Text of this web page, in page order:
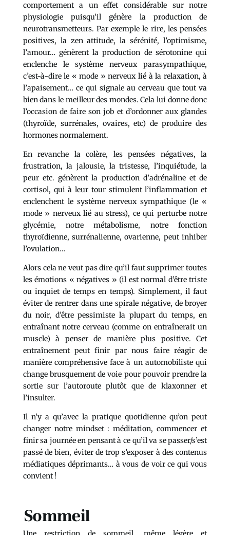
comportement a un effet considérable sur notre
physiologie puisqu’il génère la production de
neurotransmetteurs. Par exemple le rire, les pensées
positives, la zen attitude, la sérénité, l’optimisme,
l’amour… génèrent la production de sérotonine qui
enclenche le système nerveux parasympathique,
c’est-à-dire le « mode » nerveux lié à la relaxation, à
l’apaisement… ce qui signale au cerveau que tout va
bien dans le meilleur des mondes. Cela lui donne donc
l’occasion de faire son job et d’ordonner aux glandes
(thyroïde, surrénales, ovaires, etc) de produire des
hormones normalement.
En revanche la colère, les pensées négatives, la
frustration, la jalousie, la tristesse, l’inquiétude, la
peur etc. génèrent la production d’adrénaline et de
cortisol, qui à leur tour stimulent l’inflammation et
enclenchent le système nerveux sympathique (le «
mode » nerveux lié au stress), ce qui perturbe notre
glycémie, notre métabolisme, notre fonction
thyroïdienne, surrénalienne, ovarienne, peut inhiber
l’ovulation…
Alors cela ne veut pas dire qu’il faut supprimer toutes
les émotions « négatives » (il est normal d’être triste
ou inquiet de temps en temps). Simplement, il faut
éviter de rentrer dans une spirale négative, de broyer
du noir, d’être pessimiste la plupart du temps, en
entraînant notre cerveau (comme on entraînerait un
muscle) à penser de manière plus positive. Cet
entraînement peut finir par nous faire réagir de
manière compréhensive face à un automobiliste qui
change brusquement de voie pour pouvoir prendre la
sortie sur l’autoroute plutôt que de klaxonner et
l’insulter.
Il n’y a qu’avec la pratique quotidienne qu’on peut
changer notre mindset : méditation, commencer et
finir sa journée en pensant à ce qu’il va se passer/s’est
passé de bien, éviter de trop s’exposer à des contenus
médiatiques déprimants… à vous de voir ce qui vous
convient !
Sommeil